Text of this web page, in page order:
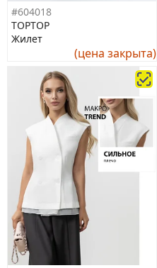
#604018
TOPTOP
Жилет
(цена закрыта)